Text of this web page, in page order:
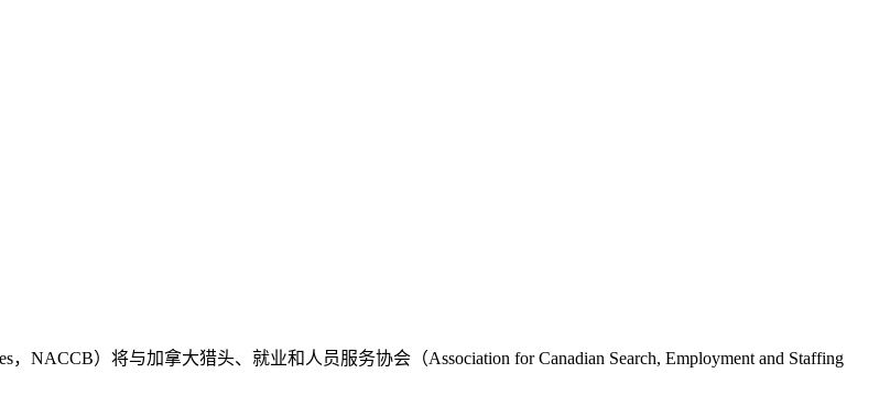
，NACCB）将与加拿大猎头、就业和人员服务协会（Association for Canadian Search, Employment and Staffing